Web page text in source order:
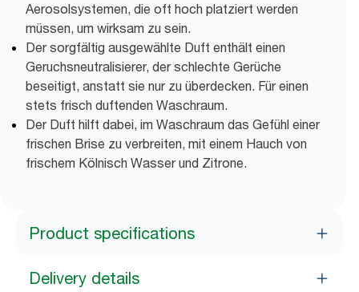
Aerosolsystemen, die oft hoch platziert werden
müssen, um wirksam zu sein.
Der sorgfältig ausgewählte Duft enthält einen
Geruchsneutralisierer, der schlechte Gerüche
beseitigt, anstatt sie nur zu überdecken. Für einen
stets frisch duftenden Waschraum.
Der Duft hilft dabei, im Waschraum das Gefühl einer
frischen Brise zu verbreiten, mit einem Hauch von
frischem Kölnisch Wasser und Zitrone.
Product specifications
Delivery details